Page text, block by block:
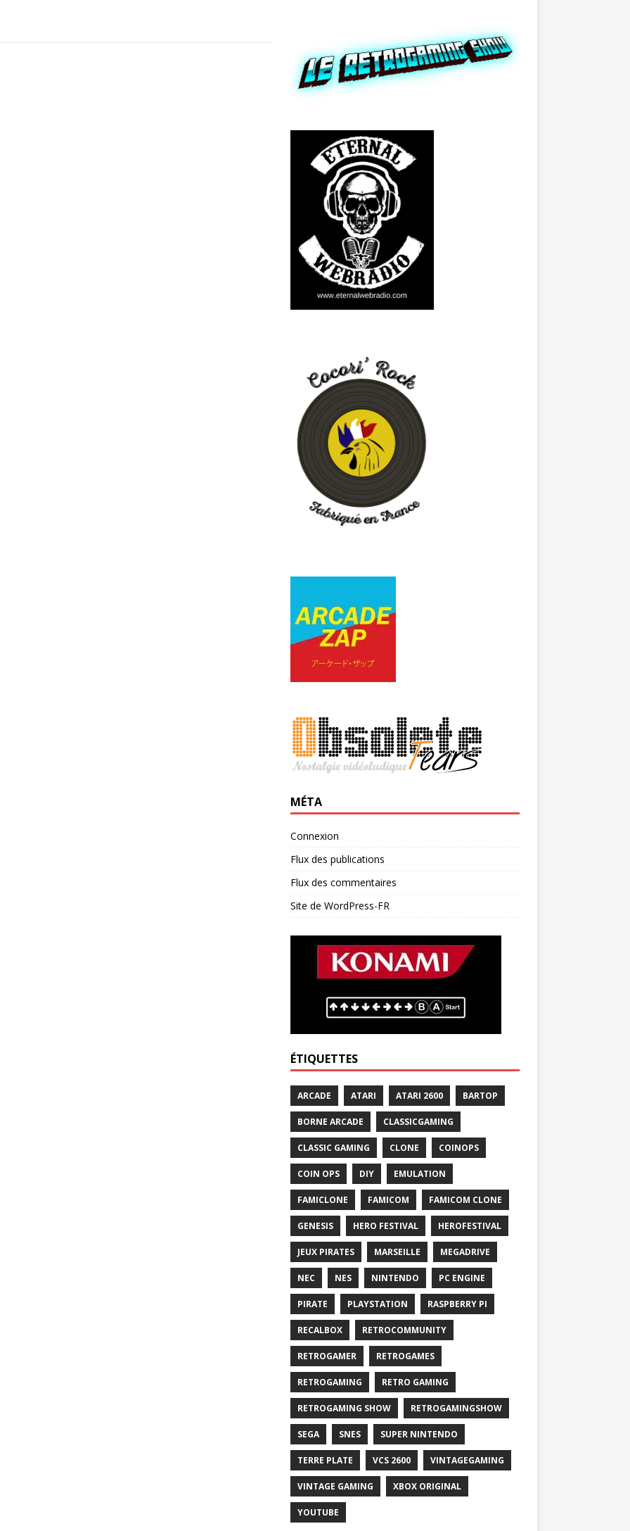
MÉTA
Connexion
Flux des publications
Flux des commentaires
Site de WordPress-FR
ÉTIQUETTES
ARCADE ATARI ATARI 2600 BARTOP
BORNE ARCADE CLASSICGAMING
CLASSIC GAMING CLONE COINOPS
COIN OPS DIY EMULATION
FAMICLONE FAMICOM FAMICOM CLONE
GENESIS HERO FESTIVAL HEROFESTIVAL
JEUX PIRATES MARSEILLE MEGADRIVE
NEC NES NINTENDO PC ENGINE
PIRATE PLAYSTATION RASPBERRY PI
RECALBOX RETROCOMMUNITY
RETROGAMER RETROGAMES
RETROGAMING RETRO GAMING
RETROGAMING SHOW RETROGAMINGSHOW
SEGA SNES SUPER NINTENDO
TERRE PLATE VCS 2600 VINTAGEGAMING
VINTAGE GAMING XBOX ORIGINAL
YOUTUBE